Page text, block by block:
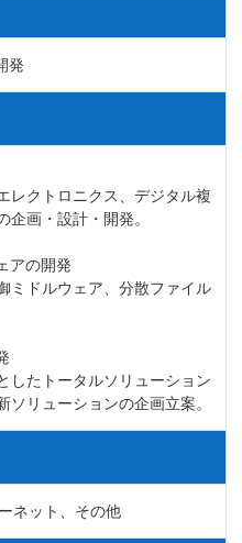
発
クトロニクス、デジタル複
画・設計・開発。
アの開発
ミドルウェア、分散ファイル
たトータルソリューション
リューションの企画立案。
ネット、その他